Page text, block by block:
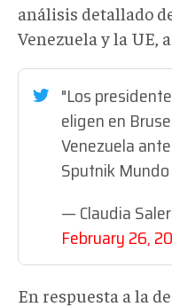
análisis detallado
Venezuela y la UE,
"Los
eligen en
Venezuela
Sputnik Mundo
— Claudia
February 26,
En respuesta a la